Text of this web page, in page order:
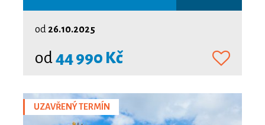
od 26.10.2025
od44 990 Kč
UZAVŘENÝ TERMÍN